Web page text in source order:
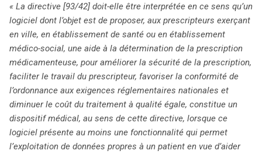
« La directive [93/42] doit-elle être interprétée en ce sens qu’un
logiciel dont l’objet est de proposer, aux prescripteurs exerçant
en ville, en établissement de santé ou en établissement
médico-social, une aide à la détermination de la prescription
médicamenteuse, pour améliorer la sécurité de la prescription,
faciliter le travail du prescripteur, favoriser la conformité de
l’ordonnance aux exigences réglementaires nationales et
diminuer le coût du traitement à qualité égale, constitue un
dispositif médical, au sens de cette directive, lorsque ce
logiciel présente au moins une fonctionnalité qui permet
l’exploitation de données propres à un patient en vue d’aider